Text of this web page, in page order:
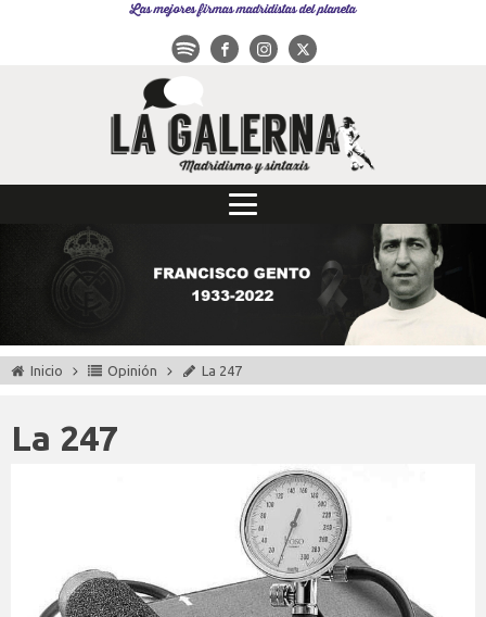
Las mejores firmas madridistas del planeta
Inicio Opinión La 247
La 247